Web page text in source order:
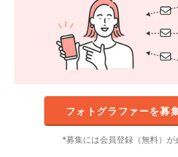
フォトグラファーを募
募集には会員登録（無料）が